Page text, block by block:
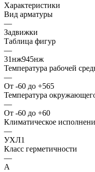
Характеристики
Вид арматуры
—
Задвижки
Таблица фигур
—
31нж945нж
Температура рабочей
—
От -60 до +565
Температура
—
От -60 до +60
Климатическое
—
УХЛ1
Класс герметичности
—
А